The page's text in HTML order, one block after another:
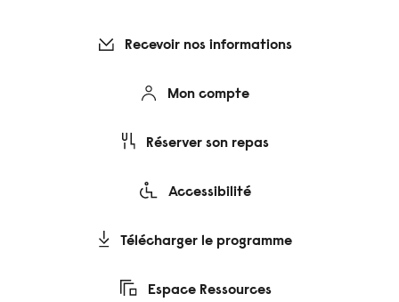
Recevoir nos informations
Mon compte
Réserver son repas
Accessibilité
Télécharger le programme
Espace Ressources